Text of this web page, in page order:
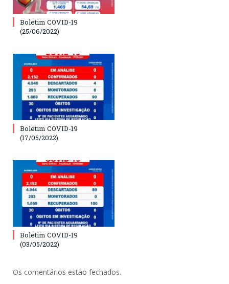
Boletim COVID-19
(25/06/2022)
Boletim COVID-19
(17/05/2022)
Boletim COVID-19
(03/05/2022)
Os comentários estão fechados.